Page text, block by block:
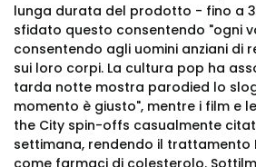
lunga durata del prodotto - fino a
sfidato questo consentendo "ogni
consentendo agli uomini anziani di
sui loro corpi. La cultura pop ha
tarda notte mostra parodied lo
momento è giusto", mentre i film e
the City spin-offs casualmente
settimana, rendendo il trattamento
come farmaci di colesterolo.